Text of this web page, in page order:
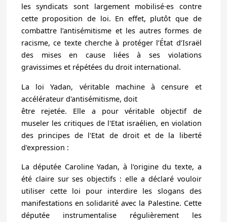
les syndicats sont largement mobilisé·es contre
cette proposition de loi. En effet, plutôt que de
combattre l’antisémitisme et les autres formes de
racisme, ce texte cherche à protéger l’État d’Israël
des mises en cause liées à ses violations
gravissimes et répétées du droit international.
La loi Yadan, véritable machine à censure et
accélérateur d'antisémitisme, doit
être rejetée. Elle a pour véritable objectif de
museler les critiques de l'Etat israélien, en violation
des principes de l'Etat de droit et de la liberté
d'expression :
La députée Caroline Yadan, à l'origine du texte, a
été claire sur ses objectifs : elle a déclaré vouloir
utiliser cette loi pour interdire les slogans des
manifestations en solidarité avec la Palestine. Cette
députée instrumentalise régulièrement les